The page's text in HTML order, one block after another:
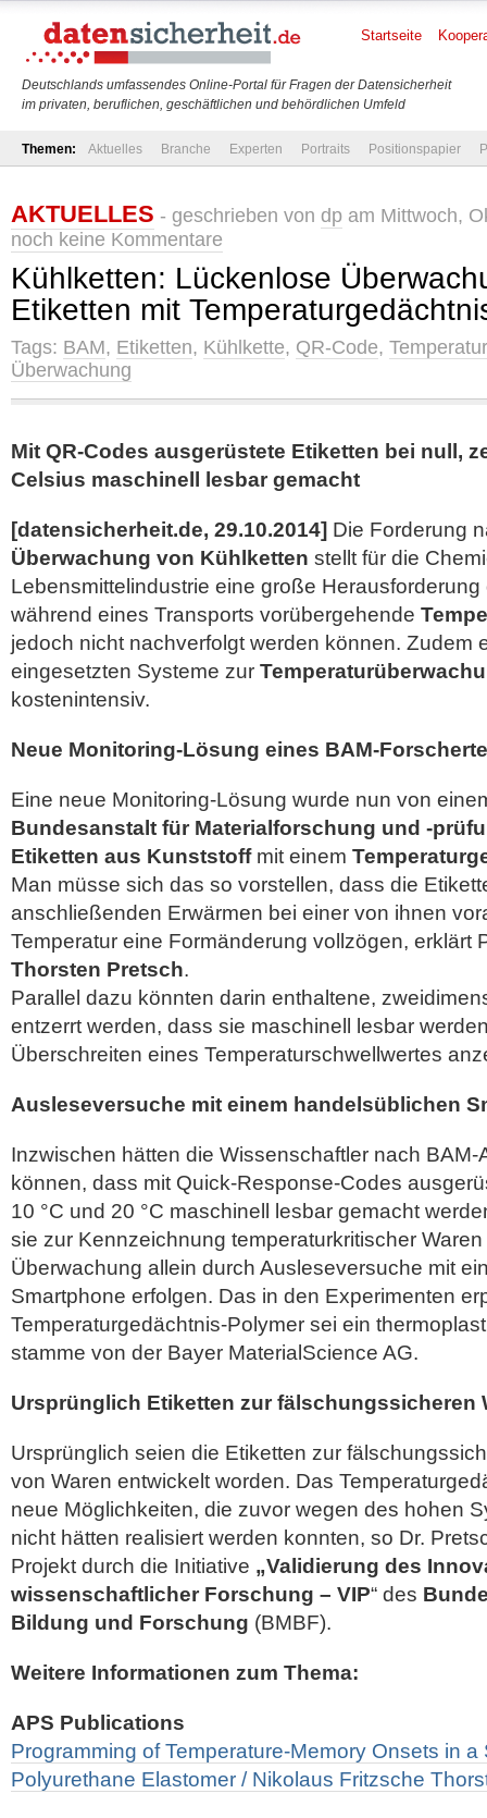
Deutschlands umfassendes Online-Portal für Fragen der Datensicherheit
im privaten, beruflichen, geschäftlichen und behördlichen Umfeld
Startseite
Themen: Aktuelles Branche Experten Portraits Positionspapier
AKTUELLES - geschrieben von dp am Mittwoch,
noch keine Kommentare
Kühlketten: Lückenlose
Etiketten mit
Tags: BAM, Etiketten, Kühlkette, QR-Code,
Überwachung
Mit QR-Codes ausgerüstete Etiketten bei null,
Celsius maschinell lesbar gemacht
[datensicherheit.de, 29.10.2014] Die Forderung
Überwachung von Kühlketten stellt für die
Lebensmittelindustrie eine große
während eines Transports vorübergehende
jedoch nicht nachverfolgt werden können. Zudem
eingesetzten Systeme zur
kostenintensiv.
Neue Monitoring-Lösung eines BAM-
Eine neue Monitoring-Lösung wurde nun von
Bundesanstalt für Materialforschung und -
Etiketten aus Kunststoffmit einem
Man müsse sich das so vorstellen, dass die
anschließenden Erwärmen bei einer von ihnen
Temperatur eine Formänderung vollzögen, erklärt
Thorsten Pretsch.
Parallel dazu könnten darin enthaltene,
entzerrt werden, dass sie maschinell lesbar
Überschreiten eines Temperaturschwellwertes
Ausleseversuche mit einem handelsüblichen
Inzwischen hätten die Wissenschaftler nach
können, dass mit Quick-Response-Codes
10 °C und 20 °C maschinell lesbar gemacht
sie zur Kennzeichnung temperaturkritischer
Überwachung allein durch Ausleseversuche mit
Smartphone erfolgen. Das in den Experimenten
Temperaturgedächtnis-Polymer sei ein
stamme von der Bayer MaterialScience AG.
Ursprünglich Etiketten zur fälschungssicheren
Ursprünglich seien die Etiketten zur
von Waren entwickelt worden. Das
neue Möglichkeiten, die zuvor wegen des hohen
nicht hätten realisiert werden konnten, so Dr.
Projekt durch die Initiative „Validierung des
wissenschaftlicher Forschung – VIP“ des
Bildung und Forschung (BMBF).
Weitere Informationen zum Thema:
APS Publications
Programming of Temperature-Memory Onsets in a
Polyurethane Elastomer / Nikolaus Fritzsche